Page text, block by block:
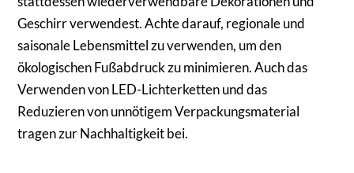
Geschirr verwendest. Achte darauf, regionale und
saisonale Lebensmittel zu verwenden, um den
ökologischen Fußabdruck zu minimieren. Auch das
Verwenden von LED-Lichterketten und das
Reduzieren von unnötigem Verpackungsmaterial
tragen zur Nachhaltigkeit bei.